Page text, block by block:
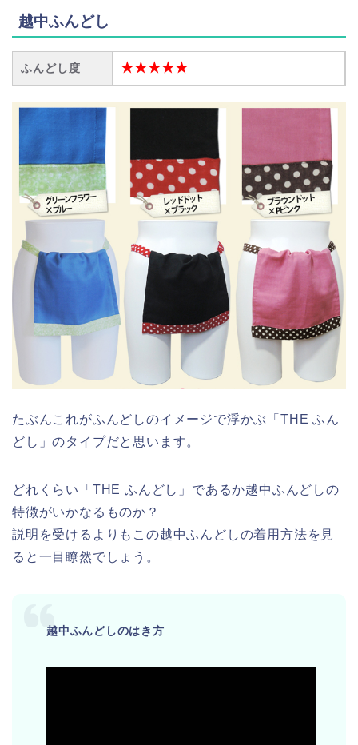
越中ふんどし
ふんどし度 ★★★★★
たぶんこれがふんどしのイメージで浮かぶ「THE ふん
どし」のタイプだと思います。
どれくらい「THE ふんどし」であるか越中ふんどしの
特徴がいかなるものか？
説明を受けるよりもこの越中ふんどしの着用方法を見
ると一目瞭然でしょう。
越中ふんどしのはき方